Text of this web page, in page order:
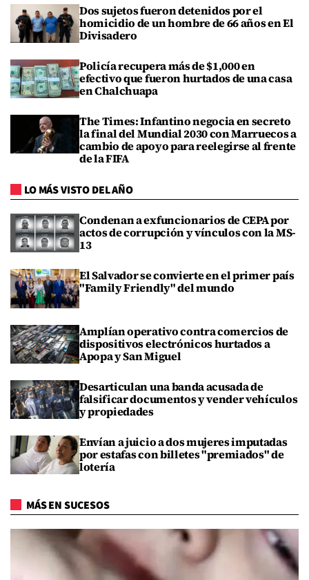
Dos sujetos fueron detenidos por el
homicidio de un hombre de 66 años en El
Divisadero
Policía recupera más de $1,000 en
efectivo que fueron hurtados de una casa
en Chalchuapa
The Times: Infantino negocia en secreto
la final del Mundial 2030 con Marruecos a
cambio de apoyo para reelegirse al frente
de la FIFA
LO MÁS VISTO DEL AÑO
Condenan a exfuncionarios de CEPA por
actos de corrupción y vínculos con la MS-
13
El Salvador se convierte en el primer país
"Family Friendly" del mundo
Amplían operativo contra comercios de
dispositivos electrónicos hurtados a
Apopa y San Miguel
Desarticulan una banda acusada de
falsificar documentos y vender vehículos
y propiedades
Envían a juicio a dos mujeres imputadas
por estafas con billetes "premiados" de
lotería
MÁS EN SUCESOS